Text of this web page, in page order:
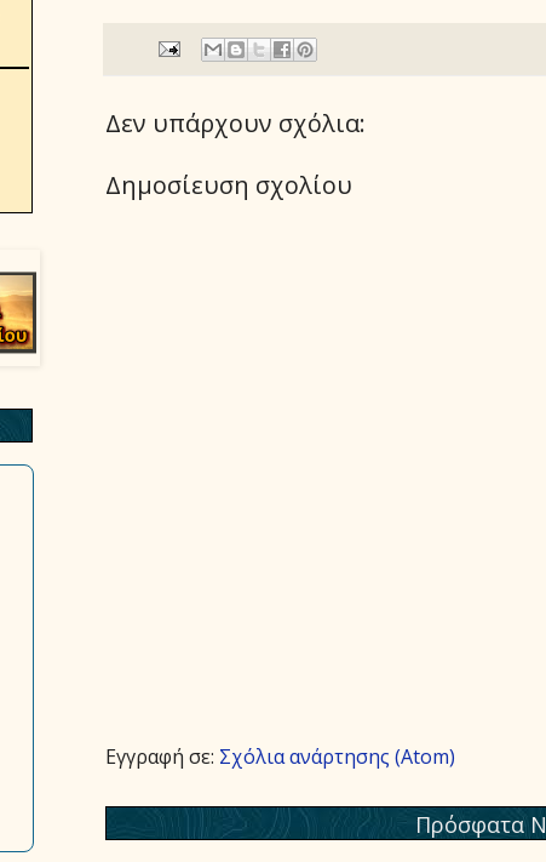
Δεν υπάρχουν σχόλια:
Δημοσίευση σχολίου
Εγγραφή σε: Σχόλια ανάρτησης (Atom)
Πρόσφατα